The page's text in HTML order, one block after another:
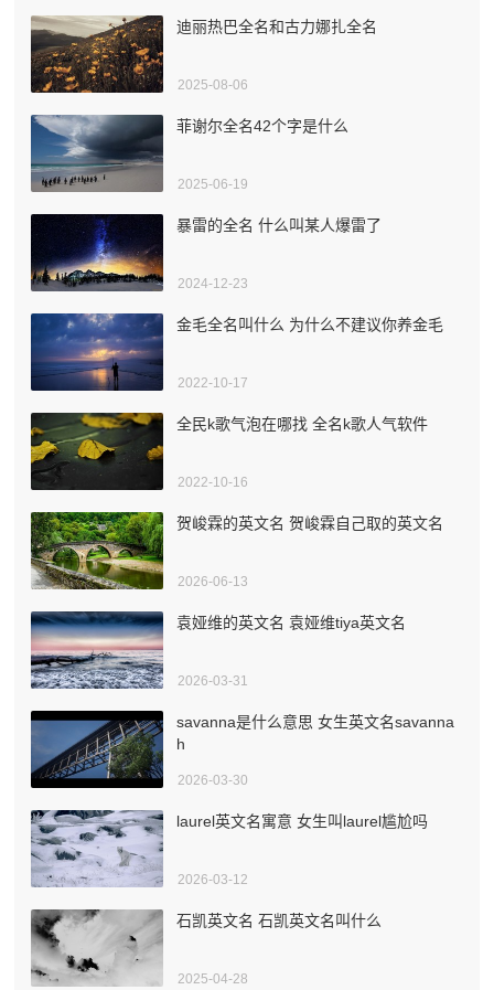
迪丽热巴全名和古力娜扎全名
2025-08-06
菲谢尔全名42个字是什么
2025-06-19
暴雷的全名 什么叫某人爆雷了
2024-12-23
金毛全名叫什么 为什么不建议你养金毛
2022-10-17
全民k歌气泡在哪找 全名k歌人气软件
2022-10-16
贺峻霖的英文名 贺峻霖自己取的英文名
2026-06-13
袁娅维的英文名 袁娅维tiya英文名
2026-03-31
savanna是什么意思 女生英文名savanna
h
2026-03-30
laurel英文名寓意 女生叫laurel尴尬吗
2026-03-12
石凯英文名 石凯英文名叫什么
2025-04-28